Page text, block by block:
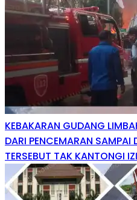
KEBAKARAN GUDANG
DARI PENCEMARAN
TERSEBUT TAK KANTONGI